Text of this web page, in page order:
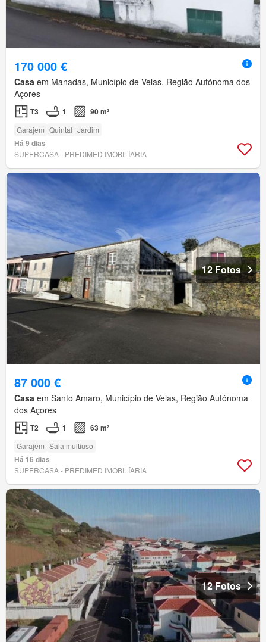
170 000 €
Casa em Manadas, Município de Velas, Região Autónoma dos
Açores
T3 1 90 m²
Garajem Quintal Jardim
Há 9 dias
SUPERCASA - PREDIMED IMOBILÍARIA
12 Fotos
87 000 €
Casa em Santo Amaro, Município de Velas, Região Autónoma
dos Açores
T2 1 63 m²
Garajem Sala multiuso
Há 16 dias
SUPERCASA - PREDIMED IMOBILÍARIA
12 Fotos